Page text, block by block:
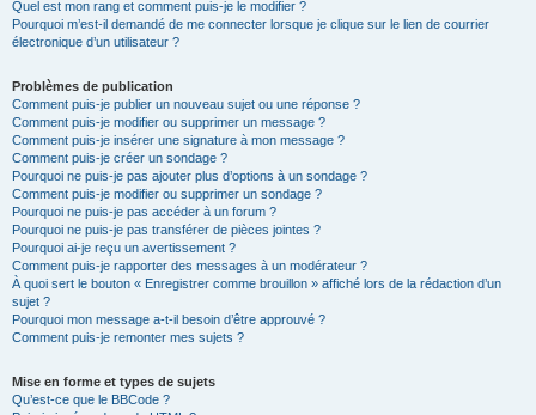
Quel est mon rang et comment puis-je le modifier ?
Pourquoi m’est-il demandé de me connecter lorsque je clique sur le lien de courrier
électronique d’un utilisateur ?
Problèmes de publication
Comment puis-je publier un nouveau sujet ou une réponse ?
Comment puis-je modifier ou supprimer un message ?
Comment puis-je insérer une signature à mon message ?
Comment puis-je créer un sondage ?
Pourquoi ne puis-je pas ajouter plus d’options à un sondage ?
Comment puis-je modifier ou supprimer un sondage ?
Pourquoi ne puis-je pas accéder à un forum ?
Pourquoi ne puis-je pas transférer de pièces jointes ?
Pourquoi ai-je reçu un avertissement ?
Comment puis-je rapporter des messages à un modérateur ?
À quoi sert le bouton « Enregistrer comme brouillon » affiché lors de la rédaction d’un
sujet ?
Pourquoi mon message a-t-il besoin d’être approuvé ?
Comment puis-je remonter mes sujets ?
Mise en forme et types de sujets
Qu’est-ce que le BBCode ?